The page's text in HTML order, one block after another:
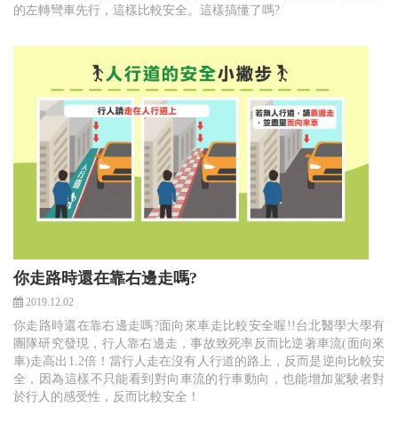
的左轉彎車先行，這樣比較安全。這樣搞懂了嗎?
你走路時還在靠右邊走嗎?
2019.12.02
你走路時還在靠右邊走嗎?面向來車走比較安全喔!!台北醫學大學有
團隊研究發現，行人靠右邊走，事故致死率反而比逆著車流(面向來
車)走高出1.2倍！當行人走在沒有人行道的路上，反而是逆向比較安
全，因為這樣不只能看到對向車流的行車動向，也能增加駕駛者對
於行人的感受性，反而比較安全！